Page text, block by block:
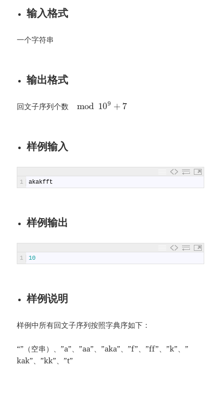
输入格式
一个字符串
输出格式
回文子序列个数 mod 109 + 7
样例输入
1 akakfft
样例输出
1 10
样例说明
样例中所有回文子序列按照字典序如下：
“”（空串）、”a”、”aa”、”aka”、”f”、”ff”、”k”、”
kak”、”kk”、”t”